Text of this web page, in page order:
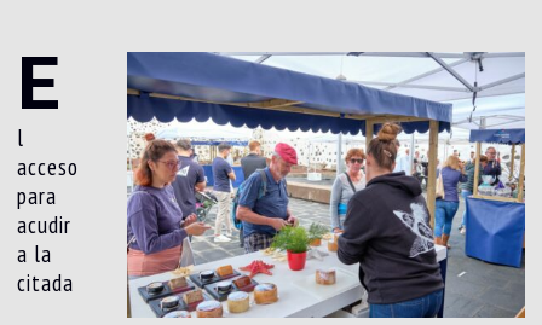
E
l
acceso
para
acudir
a la
citada